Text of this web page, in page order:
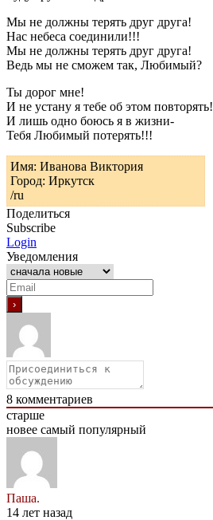
Мы не должны терять друг друга!
Нас небеса соединили!!!
Мы не должны терять друг друга!
Ведь мы не сможем так, Любимый?
Ты дорог мне!
И не устану я тебе об этом повторять!
И лишь одно боюсь я в жизни-
Тебя Любимый потерять!!!
Имя: Иванова Виктория
Город: Иркутск
/ru
Поделиться
Subscribe
Login
Уведомления
8 комментариев
старше
новее самый популярный
Паша.
14 лет назад